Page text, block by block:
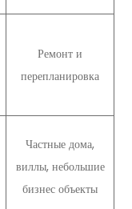
Ремонт и
перепланировка
Частные дома,
виллы, небольшие
бизнес объекты